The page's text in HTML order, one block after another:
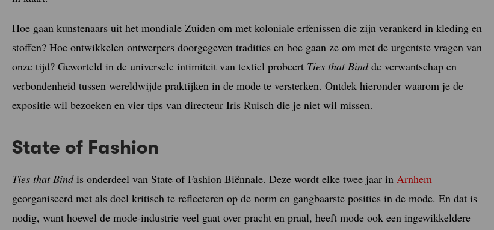
Hoe gaan kunstenaars uit het mondiale Zuiden om met koloniale erfenissen die zijn verankerd in kleding en
stoffen? Hoe ontwikkelen ontwerpers doorgegeven tradities en hoe gaan ze om met de urgentste vragen van
onze tijd? Geworteld in de universele intimiteit van textiel probeert Ties that Bindde verwantschap en
verbondenheid tussen wereldwijde praktijken in de mode te versterken. Ontdek hieronder waarom je de
expositie wil bezoeken en vier tips van directeur Iris Ruisch die je niet wil missen.
State of Fashion
Ties that Bindis onderdeel van State of Fashion Biënnale. Deze wordt elke twee jaar in Arnhem
georganiseerd met als doel kritisch te reflecteren op de norm en gangbaarste posities in de mode. En dat is
nodig, want hoewel de mode-industrie veel gaat over pracht en praal, heeft mode ook een ingewikkeldere